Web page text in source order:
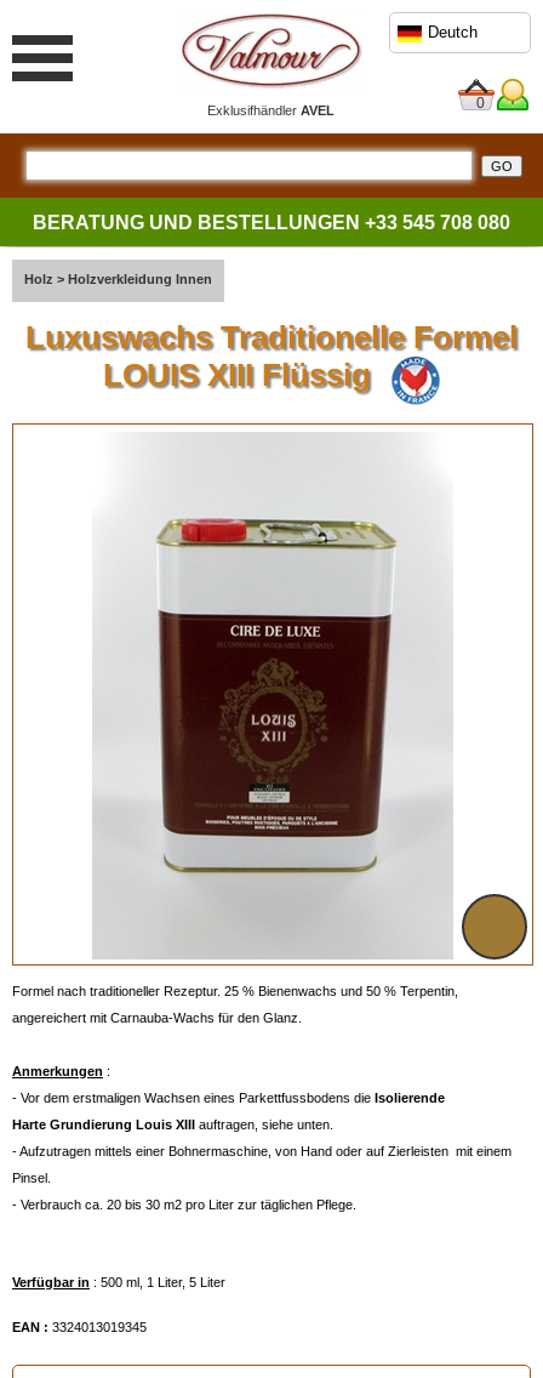
ExklusifhändlerAVEL
Deutch
0
BERATUNG UND BESTELLUNGEN +33 545 708 080
Holz > Holzverkleidung Innen
Luxuswachs Traditionelle Formel
LOUIS XIII Flüssig
Formel nach traditioneller Rezeptur. 25 % Bienenwachs und 50 % Terpentin,
angereichert mit Carnauba-Wachs für den Glanz.
Anmerkungen :
- Vor dem erstmaligen Wachsen eines Parkettfussbodens die Isolierende
Harte Grundierung Louis XIII auftragen, siehe unten.
- Aufzutragen mittels einer Bohnermaschine, von Hand oder auf Zierleisten mit einem
Pinsel.
- Verbrauch ca. 20 bis 30 m2 pro Liter zur täglichen Pflege.
Verfügbar in : 500 ml, 1 Liter, 5 Liter
EAN : 3324013019345